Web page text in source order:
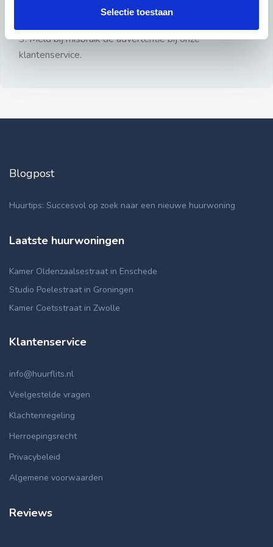
Selectie toestaan
3: Meld bij misbruik de advertentie bij onze
klantenservice.
Blogpost
Huurtips: Succesvol op zoek naar een nieuwe huurwoning
Laatste huurwoningen
Kamer Oldenzaalsestraat in Enschede
Studio Poelestraat in Groningen
Kamer Coetsstraat in Zwolle
Klantenservice
info@huurflits.nl
Veelgestelde vragen
Klachtenregeling
Herroepingsrecht
Privacybeleid
Algemene voorwaarden
Reviews